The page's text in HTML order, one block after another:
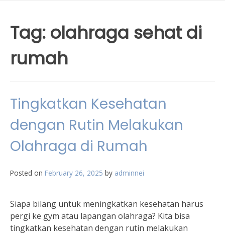
Tag: olahraga sehat di
rumah
Tingkatkan Kesehatan
dengan Rutin Melakukan
Olahraga di Rumah
Posted on February 26, 2025 by adminnei
Siapa bilang untuk meningkatkan kesehatan harus
pergi ke gym atau lapangan olahraga? Kita bisa
tingkatkan kesehatan dengan rutin melakukan